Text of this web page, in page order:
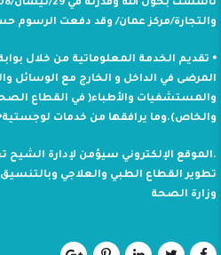
والتجارة/مركز عمان/ وقد دفعت الرسوم
⦁ تقديم الخدمة المعلوماتية من خلال
المرضى في الداخل و الخارج مع الوسائل
والمستشفيات والأطباء( في القطاع
والخاص).وما يرافقها من خدمات
.الموقع الإلكتروني سيؤمن لإدارة الشيح
تطوير القطاع الطبي والعلاجي
وزارة الصحة